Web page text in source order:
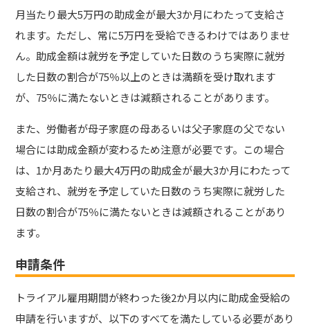
月当たり最大5万円の助成金が最大3か月にわたって支給さ
れます。ただし、常に5万円を受給できるわけではありませ
ん。助成金額は就労を予定していた日数のうち実際に就労
した日数の割合が75％以上のときは満額を受け取れます
が、75％に満たないときは減額されることがあります。
また、労働者が母子家庭の母あるいは父子家庭の父でない
場合には助成金額が変わるため注意が必要です。この場合
は、1か月あたり最大4万円の助成金が最大3か月にわたって
支給され、就労を予定していた日数のうち実際に就労した
日数の割合が75％に満たないときは減額されることがあり
ます。
申請条件
トライアル雇用期間が終わった後2か月以内に助成金受給の
申請を行いますが、以下のすべてを満たしている必要があり